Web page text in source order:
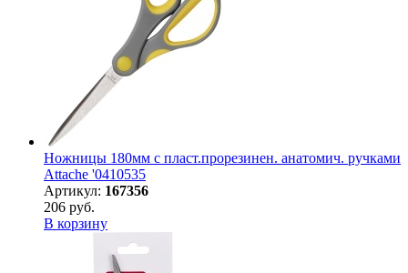
Ножницы 180мм с пласт.прорезинен. анатомич. ручками
Attache '0410535
Артикул: 167356
206 руб.
В корзину